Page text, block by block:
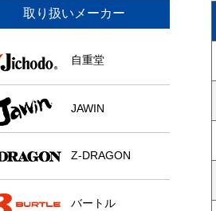
取り扱いメーカー
自重堂
JAWIN
Z-DRAGON
バートル